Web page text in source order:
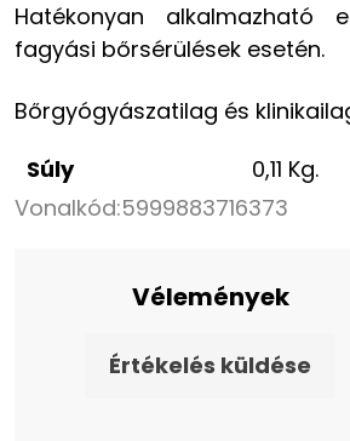
Hatékonyan alkalmazható
fagyási bőrsérülések esetén.
Bőrgyógyászatilag és
Súly
0,11 Kg.
Vonalkód:5999883716373
Vélemények
Értékelés küldése